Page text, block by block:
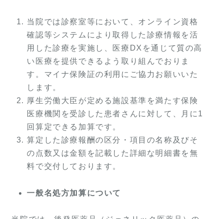
当院では診察室等において、オンライン資格
確認等システムにより取得した診療情報を活
用した診療を実施し、医療DXを通じて質の高
い医療を提供できるよう取り組んでおりま
す。マイナ保険証の利用にご協力お願いいた
します。
厚生労働大臣が定める施設基準を満たす保険
医療機関を受診した患者さんに対して、月に1
回算定できる加算です。
算定した診療報酬の区分・項目の名称及びそ
の点数又は金額を記載した詳細な明細書を無
料で交付しております。
一般名処方加算について